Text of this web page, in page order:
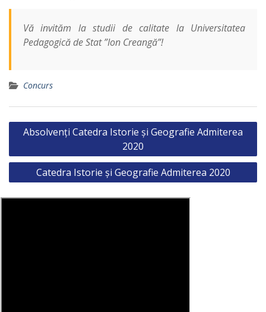
Vă invităm la studii de calitate la Universitatea
Pedagogică de Stat ”Ion Creangă”!
Concurs
Post
navigation
Absolvenți Catedra Istorie și Geografie Admiterea
2020
Catedra Istorie și Geografie Admiterea 2020